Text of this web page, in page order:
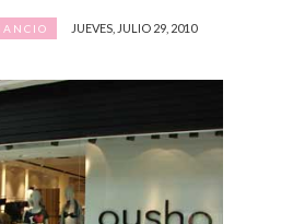
JUEVES, JULIO 29, 2010